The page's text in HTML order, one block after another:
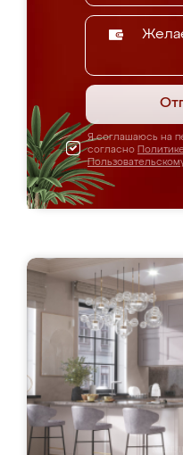
Я соглашаюсь на
согласно